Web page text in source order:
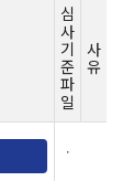
심
사
기
준
파
일
사
유
.